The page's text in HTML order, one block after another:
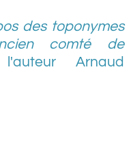
des toponymes
comté de
Arnaud